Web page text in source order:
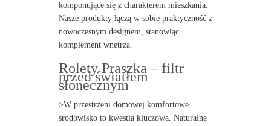
komponujące się z charakterem mieszkania.
Nasze produkty łączą w sobie praktyczność z
nowoczesnym designem, stanowiąc
komplement wnętrza.
Rolety Praszka – filtr
przed światłem
słonecznym
>W przestrzeni domowej komfortowe
środowisko to kwestia kluczowa. Naturalne